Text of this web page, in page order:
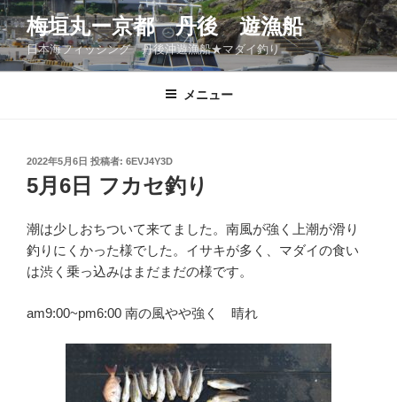
コ
ン
テ
ン
梅垣丸ー京都 丹後 遊漁船
日本海フィッシング 丹後沖遊漁船★マダイ釣り
メニュー
投
稿
日:
2022年5月6日 投稿者: 6EVJ4Y3D
5月6日 フカセ釣り
潮は少しおちついて来てました。南風が強く上潮が滑り
釣りにくかった様でした。イサキが多く、マダイの食い
は渋く乗っ込みはまだまだの様です。
am9:00~pm6:00 南の風やや強く 晴れ